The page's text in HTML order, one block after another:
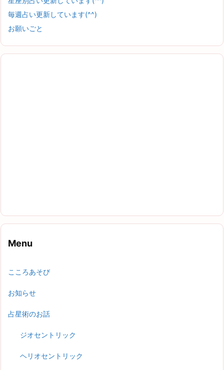
毎週占い更新しています(^^)
お願いごと
Menu
こころあそび
お知らせ
占星術のお話
ジオセントリック
ヘリオセントリック